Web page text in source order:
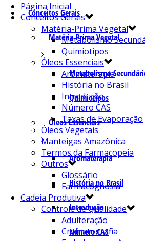
Conceitos Gerais
Matéria-Prima Vegetal
Metabolismo
Quimiotipos
Óleos Essenciais
Aromaterapia
História no Brasil
Introdução
Número CAS
Página Inicial
Conceitos Gerais
Matéria-Prima Vegetal
Metabolismo
Quimiotipos
Óleos Essenciais
Aromaterapia
História no Brasil
Introdução
Número CAS
Taxas de Evaporação
Óleos Vegetais
Manteigas Amazônica
Termos da Farmacopeia
Outros
Glossário
Farmacognosia
Cadeia Produtiva
Controle de Qualidade
Adulteração
Cromatografia